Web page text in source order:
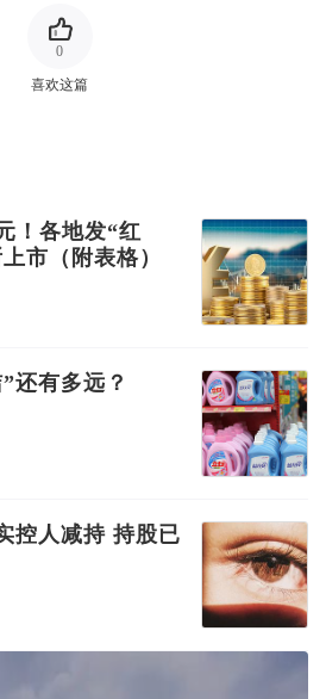
喜欢这篇
0
！各地发“红
市（附表格）
还有多远？
控人减持 持股已